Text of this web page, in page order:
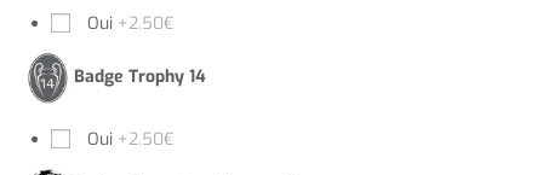
Oui +2.50€
Badge Trophy 14
Oui +2.50€